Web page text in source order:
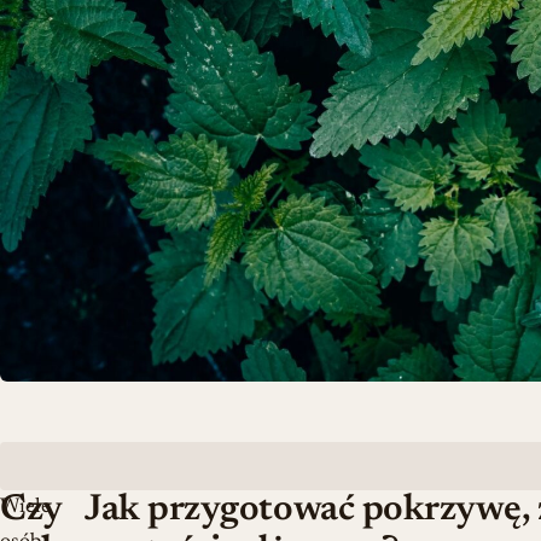
Czy
Wiele
Jak przygotować pokrzywę,